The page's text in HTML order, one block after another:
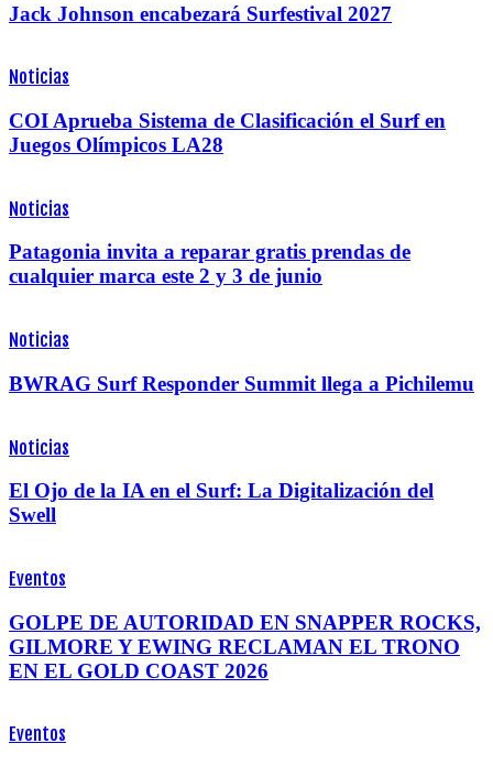
Jack Johnson encabezará Surfestival 2027
Noticias
COI Aprueba Sistema de Clasificación el Surf en
Juegos Olímpicos LA28
Noticias
Patagonia invita a reparar gratis prendas de
cualquier marca este 2 y 3 de junio
Noticias
BWRAG Surf Responder Summit llega a Pichilemu
Noticias
El Ojo de la IA en el Surf: La Digitalización del
Swell
Eventos
GOLPE DE AUTORIDAD EN SNAPPER ROCKS,
GILMORE Y EWING RECLAMAN EL TRONO
EN EL GOLD COAST 2026
Eventos